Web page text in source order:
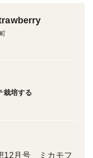
ります☆
☆
ー」、5月下旬から
栽培する
12月号 ミカモフ